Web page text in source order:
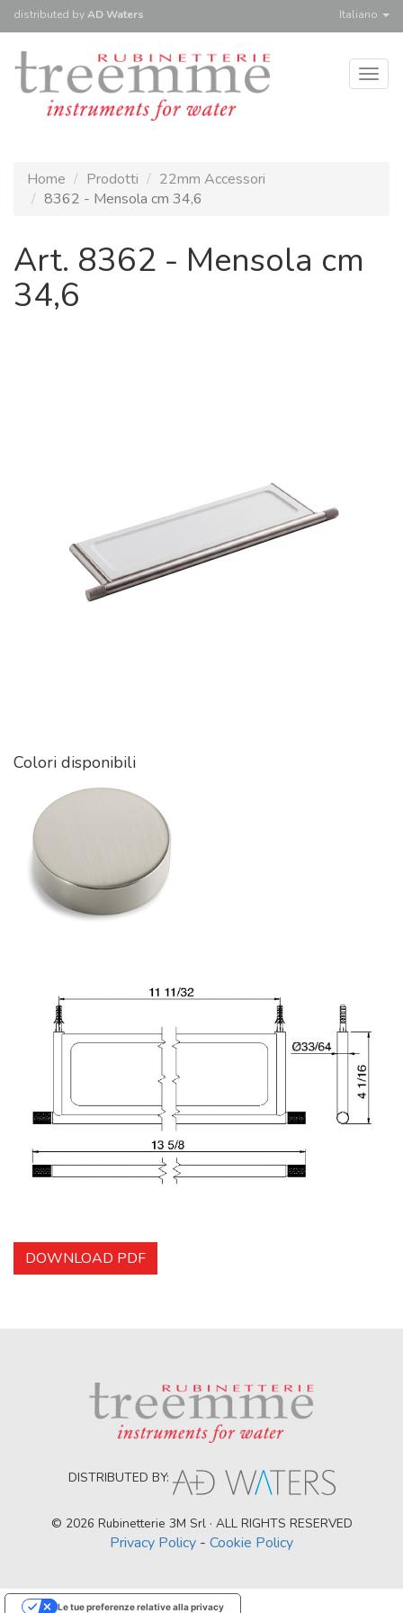
distributed byAD Waters Italiano
Home Prodotti
22mm Accessori
8362 - Mensola cm 34,6
Art. 8362 - Mensola cm
34,6
Colori disponibili
DOWNLOAD PDF
DISTRIBUTED BY:
© 2026 Rubinetterie 3M Srl · ALL RIGHTS RESERVED
Privacy Policy - Cookie Policy
Le tue preferenze relative alla privacy